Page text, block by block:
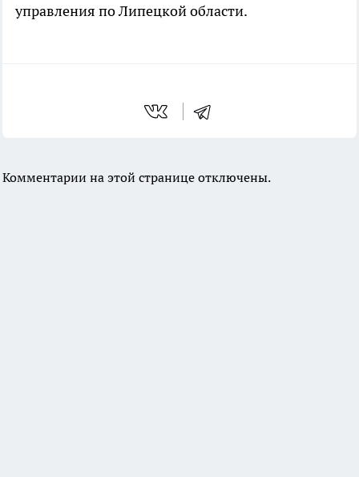
управления по Липецкой области.
Комментарии на этой странице отключены.